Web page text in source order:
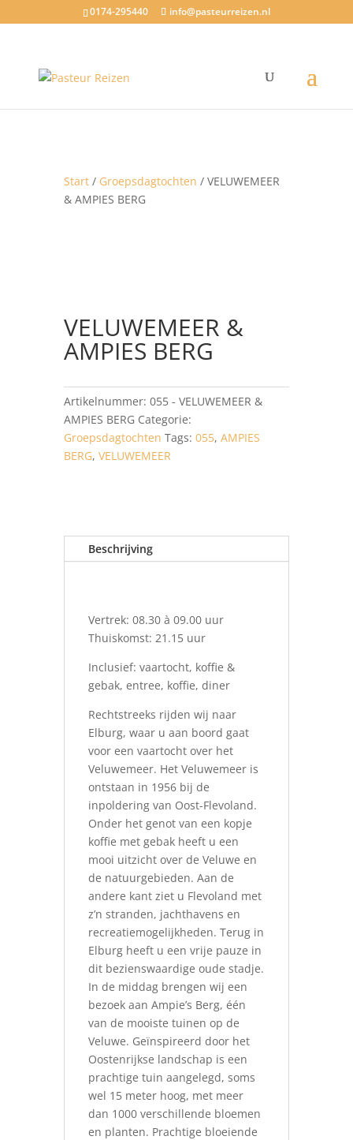
0174-295440 info@pasteurreizen.nl
Start/ Groepsdagtochten / VELUWEMEER
& AMPIES BERG
VELUWEMEER &
AMPIES BERG
Artikelnummer: 055 - VELUWEMEER &
AMPIES BERG Categorie:
Groepsdagtochten Tags: 055, AMPIES
BERG, VELUWEMEER
Beschrijving
Vertrek: 08.30 à 09.00 uur
Thuiskomst: 21.15 uur
Inclusief: vaartocht, koffie &
gebak, entree, koffie, diner
Rechtstreeks rijden wij naar
Elburg, waar u aan boord gaat
voor een vaartocht over het
Veluwemeer. Het Veluwemeer is
ontstaan in 1956 bij de
inpoldering van Oost-Flevoland.
Onder het genot van een kopje
koffie met gebak heeft u een
mooi uitzicht over de Veluwe en
de natuurgebieden. Aan de
andere kant ziet u Flevoland met
z’n stranden, jachthavens en
recreatiemogelijkheden. Terug in
Elburg heeft u een vrije pauze in
dit bezienswaardige oude stadje.
In de middag brengen wij een
bezoek aan Ampie’s Berg, één
van de mooiste tuinen op de
Veluwe. Geïnspireerd door het
Oostenrijkse landschap is een
prachtige tuin aangelegd, soms
wel 15 meter hoog, met meer
dan 1000 verschillende bloemen
en planten. Prachtige bloeiende